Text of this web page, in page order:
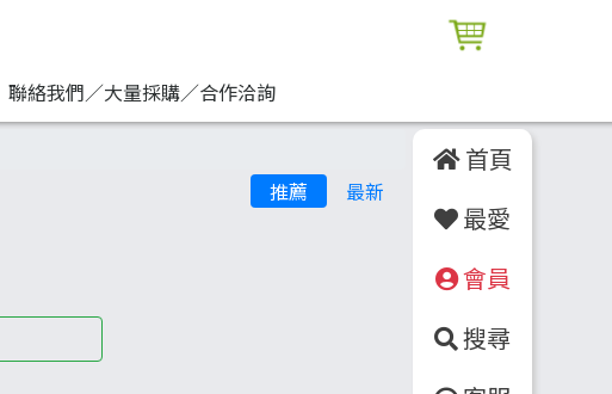
聯絡我們／大量採購／合作洽詢
首頁
最愛
會員
搜尋
推薦
最新